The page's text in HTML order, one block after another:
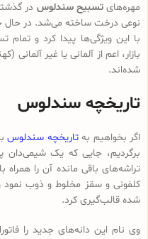
مهره‌هایتسبیح سندلوس در
نوعی درخت ساخته می‌شد. در حال
با این ویژگی‌ها پیدا کرد و
بازار، اعم از آلمانی یا غیر
شده‌اند.
تاریخچه سندلوس
اگر بخواهیم بهتاریخچه سندلوس
برگردیم، جایی که یک شیمی‌دان
تراشه‌های باقی مانده آن را همراه
کلفونی و سقز مخلوط و ذوب نمود
شده قالب‌گیری کرد.
وی نام این دانه‌های جدید را